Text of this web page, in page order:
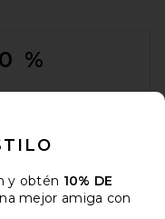
%
y obtén 10% DE
mejor amiga con